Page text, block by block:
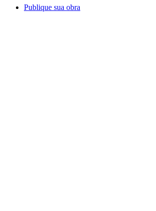
Publique sua obra